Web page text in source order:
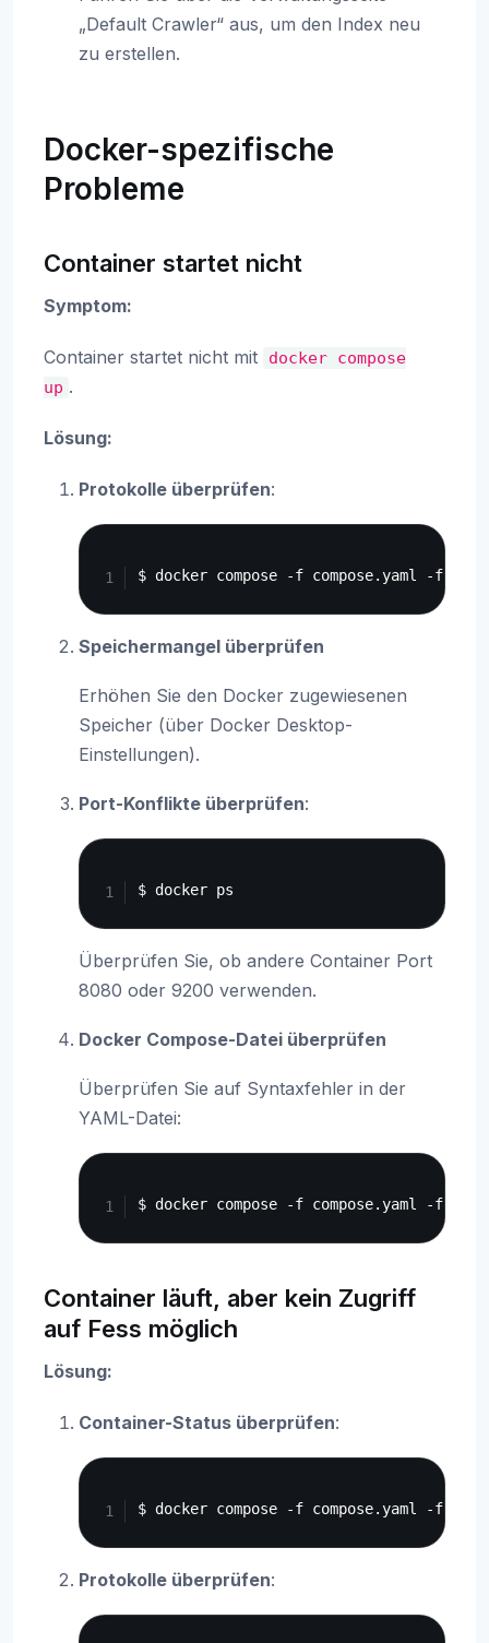
„Default Crawler“ aus, um den Index neu
zu erstellen.
Docker-spezifische
Probleme
Container startet nicht
Symptom:
Container startet nicht mit docker compose
up .
Lösung:
Protokolle überprüfen:
Speichermangel überprüfen
Erhöhen Sie den Docker zugewiesenen
Speicher (über Docker Desktop-
Einstellungen).
Port-Konflikte überprüfen:
Überprüfen Sie, ob andere Container Port
8080 oder 9200 verwenden.
Docker Compose-Datei überprüfen
Überprüfen Sie auf Syntaxfehler in der
YAML-Datei:
Container läuft, aber kein Zugriff
auf Fess möglich
Lösung:
Container-Status überprüfen:
Protokolle überprüfen: